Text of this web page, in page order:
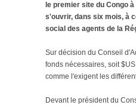
le premier site du Congo
s'ouvrir, dans six mois, à
social des agents de la
Sur décision du Conseil
fonds nécessaires, soit
comme l'exigent les
Devant le président du